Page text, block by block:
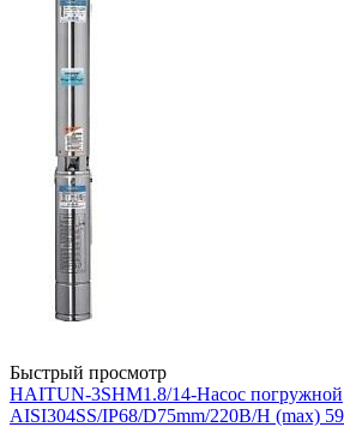
Быстрый просмотр
HAITUN-3SHM1.8/14-Насос погружной
AISI304SS/IP68/D75mm/220В/H (max)